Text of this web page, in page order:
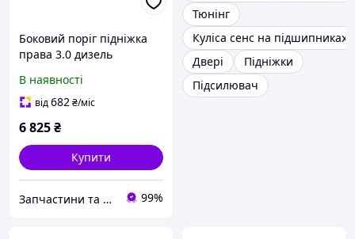
Боковий поріг підніжка
права 3.0 дизель
дефект
В наявності
від682₴/міс
6 825₴
Купити
Запчастини та обладнання 99%
Тюнінг
Куліса сенс на підшипниках
Двері
Підніжки
Підсилювач